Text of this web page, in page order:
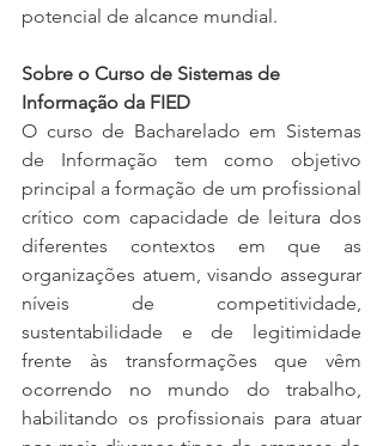
potencial de alcance mundial.
Sobre o Curso de Sistemas de
Informação da FIED
O curso de Bacharelado em Sistemas
de Informação tem como objetivo
principal a formação de um profissional
crítico com capacidade de leitura dos
diferentes contextos em que as
organizações atuem, visando assegurar
níveis de competitividade,
sustentabilidade e de legitimidade
frente às transformações que vêm
ocorrendo no mundo do trabalho,
habilitando os profissionais para atuar